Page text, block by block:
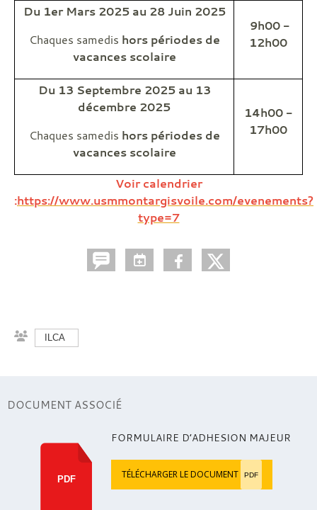
Du 1er Mars 2025 au 28 Juin 2025
Chaques samedis hors périodes de
vacances scolaire
9h00 -
12h00
Du 13 Septembre 2025 au 13
décembre 2025
Chaques samedis hors périodes de
vacances scolaire
14h00 -
17h00
Voir calendrier
:https://www.usmmontargisvoile.com/evenements?
type=7
ILCA
DOCUMENT ASSOCIÉ
PDF
FORMULAIRE D’ADHESION MAJEUR
TÉLÉCHARGER LE DOCUMENT PDF